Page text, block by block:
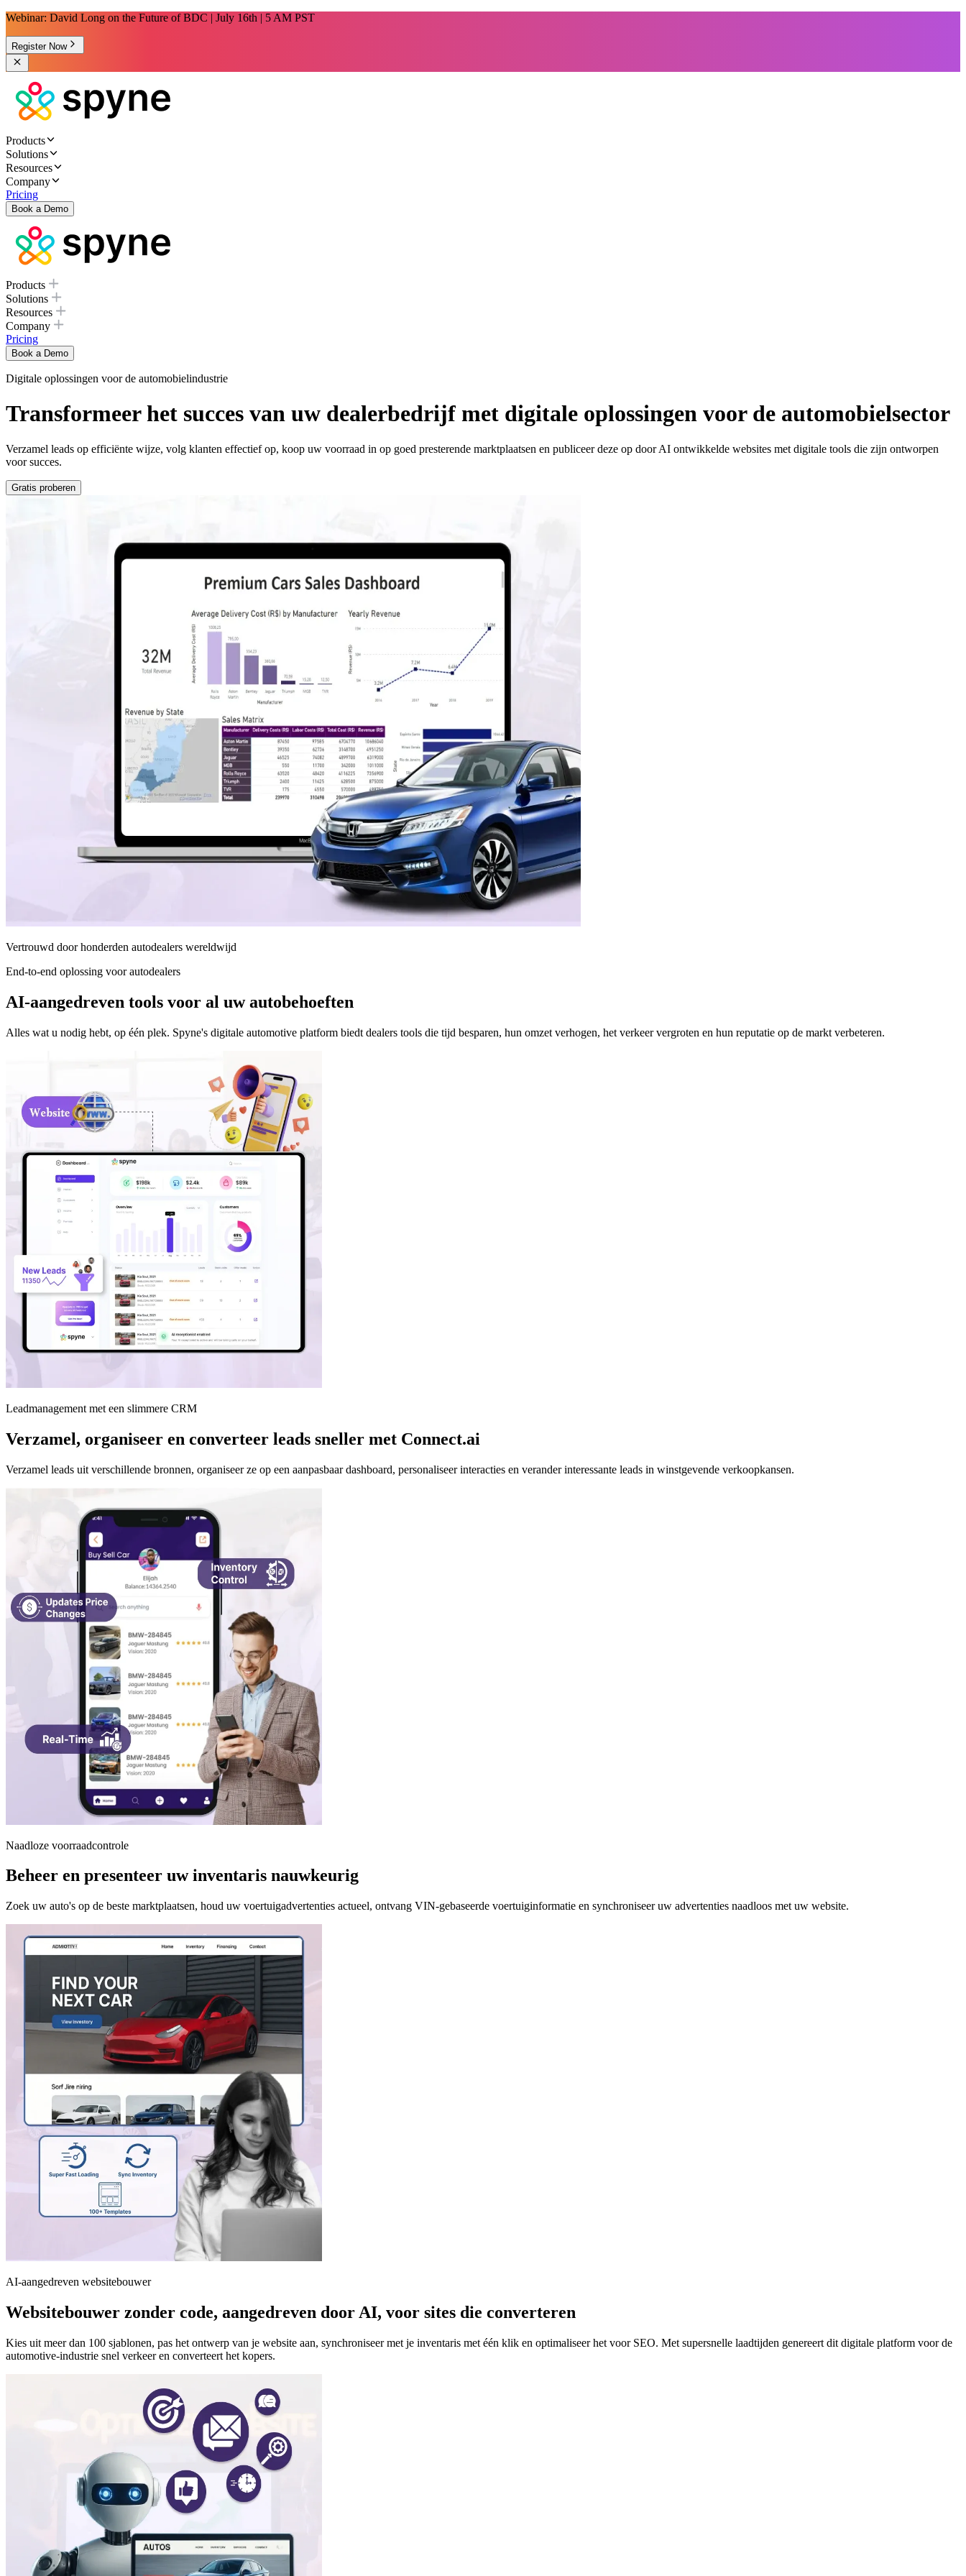
Webinar: David Long on the Future of BDC | July 16th | 5 AM PST
Register Now
Products
Solutions
Resources
Company
Pricing
Book a Demo
Products
Solutions
Resources
Company
Pricing
Book a Demo
Digitale oplossingen voor de automobielindustrie
Transformeer het succes van uw dealerbedrijf met digitale oplossingen voor de automobielsector
Verzamel leads op efficiënte wijze, volg klanten effectief op, koop uw voorraad in op goed presterende marktplaatsen en publiceer deze op door AI ontwikkelde websites met digitale tools die zijn ontworpen
voor succes.
Gratis proberen
Vertrouwd door honderden autodealers wereldwijd
End-to-end oplossing voor autodealers
AI-aangedreven tools voor al uw autobehoeften
Alles wat u nodig hebt, op één plek. Spyne's digitale automotive platform biedt dealers tools die tijd besparen, hun omzet verhogen, het verkeer vergroten en hun reputatie op de markt verbeteren.
Leadmanagement met een slimmere CRM
Verzamel, organiseer en converteer leads sneller met Connect.ai
Verzamel leads uit verschillende bronnen, organiseer ze op een aanpasbaar dashboard, personaliseer interacties en verander interessante leads in winstgevende verkoopkansen.
Naadloze voorraadcontrole
Beheer en presenteer uw inventaris nauwkeurig
Zoek uw auto's op de beste marktplaatsen, houd uw voertuigadvertenties actueel, ontvang VIN-gebaseerde voertuiginformatie en synchroniseer uw advertenties naadloos met uw website.
AI-aangedreven websitebouwer
Websitebouwer zonder code, aangedreven door AI, voor sites die converteren
Kies uit meer dan 100 sjablonen, pas het ontwerp van je website aan, synchroniseer met je inventaris met één klik en optimaliseer het voor SEO. Met supersnelle laadtijden genereert dit digitale platform voor de
automotive-industrie snel verkeer en converteert het kopers.